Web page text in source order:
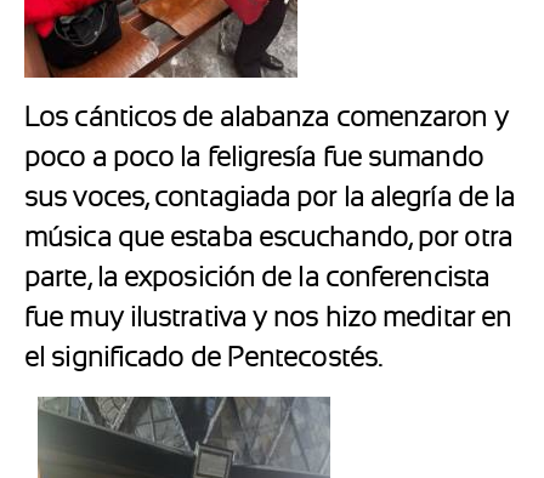
Los cánticos de alabanza comenzaron y
poco a poco la feligresía fue sumando
sus voces, contagiada por la alegría de la
música que estaba escuchando, por otra
parte, la exposición de la conferencista
fue muy ilustrativa y nos hizo meditar en
el significado de Pentecostés.